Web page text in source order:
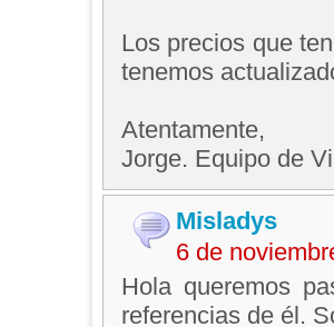
Los precios que
tenemos
Atentamente,
Jorge. Equipo de
Misladys
6 de
Hola queremos
referencias de él.